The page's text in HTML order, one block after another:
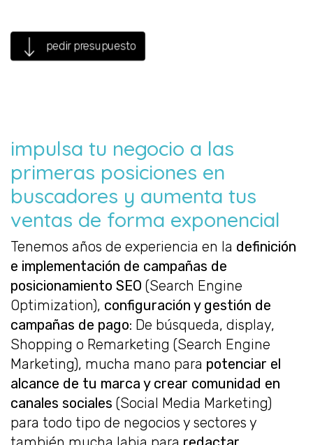
pedir presupuesto
impulsa tu negocio a las
primeras posiciones en
buscadores y aumenta tus
ventas de forma exponencial
Tenemos años de experiencia en la definición
e implementación de campañas de
posicionamiento SEO (Search Engine
Optimization), configuración y gestión de
campañas de pago: De búsqueda, display,
Shopping o Remarketing (Search Engine
Marketing), mucha mano para potenciar el
alcance de tu marca y crear comunidad en
canales sociales (Social Media Marketing)
para todo tipo de negocios y sectores y